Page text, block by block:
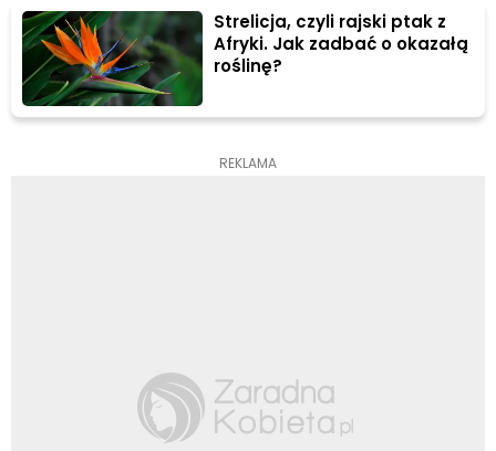
uwagę i dodają wyjątkowego charakteru każdemu
ogrodowi. W tym artykule dowiesz się więcej o
różnych odmianach strelicji, jak je pielęgnować i jakie
mają wymagania.
Strelicja, czyli rajski ptak z
Afryki. Jak zadbać o okazałą
roślinę?
REKLAMA